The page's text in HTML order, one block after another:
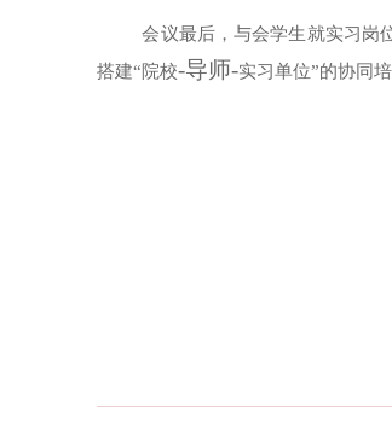
会议最后，与会学生就实习岗
搭建“院校-导师-实习单位”的协同